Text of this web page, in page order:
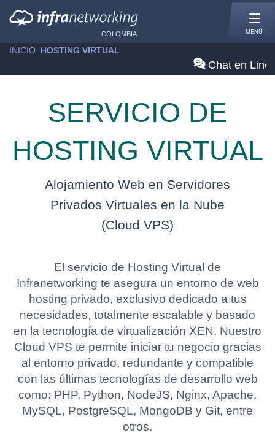
COLOMBIA MENÚ
INICIO »HOSTING VIRTUAL
Chat en
SERVICIO DE
HOSTING VIRTUAL
Alojamiento Web en Servidores
Privados Virtuales en la Nube
(Cloud VPS)
El servicio de Hosting Virtual de
Infranetworking te asegura un entorno de web
hosting privado, exclusivo dedicado a tus
necesidades, totalmente escalable y basado
en la tecnología de virtualización XEN. Nuestro
Cloud VPS te permite iniciar tu negocio gracias
al entorno privado, redundante y compatible
con las últimas tecnologías de desarrollo web
como: PHP, Python, NodeJS, Nginx, Apache,
MySQL, PostgreSQL, MongoDB y Git, entre
otros.